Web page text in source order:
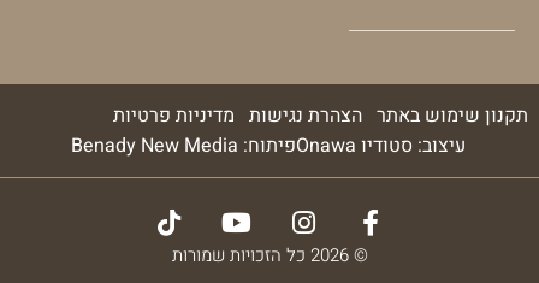
תקנון שימוש באתר הצהרת נגישות מדיניות פרטיות
עיצוב: סטודיו Onawa
פיתוח: Benady New Media
© 2026 כל הזכויות שמורות